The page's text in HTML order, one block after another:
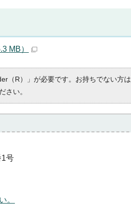
MB）
（R）」が必要です。お持ちでない方は
さい。
1号
。